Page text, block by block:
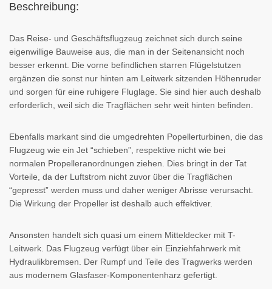
Beschreibung:
Das Reise- und Geschäftsflugzeug zeichnet sich durch seine
eigenwillige Bauweise aus, die man in der Seitenansicht noch
besser erkennt. Die vorne befindlichen starren Flügelstutzen
ergänzen die sonst nur hinten am Leitwerk sitzenden Höhenruder
und sorgen für eine ruhigere Fluglage. Sie sind hier auch deshalb
erforderlich, weil sich die Tragflächen sehr weit hinten befinden.
Ebenfalls markant sind die umgedrehten Popellerturbinen, die das
Flugzeug wie ein Jet “schieben”, respektive nicht wie bei
normalen Propelleranordnungen ziehen. Dies bringt in der Tat
Vorteile, da der Luftstrom nicht zuvor über die Tragflächen
“gepresst” werden muss und daher weniger Abrisse verursacht.
Die Wirkung der Propeller ist deshalb auch effektiver.
Ansonsten handelt sich quasi um einem Mitteldecker mit T-
Leitwerk. Das Flugzeug verfügt über ein Einziehfahrwerk mit
Hydraulikbremsen. Der Rumpf und Teile des Tragwerks werden
aus modernem Glasfaser-Komponentenharz gefertigt.